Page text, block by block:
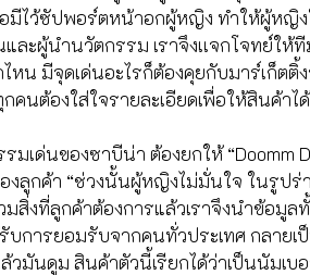
ไว้ซัปพอร์ตหน้าอกผู้หญิง ทำให้ผู้หญิง
ละผู้นำนวัตกรรม เราจึงเเจกโจทย์ให้
หน มีจุดเด่นอะไรก็ต้องคุยกับมาร์เก็ตติ้
คนต้องใส่ใจรายละเอียดเพื่อให้สินค้าไ
มเด่นของซาบีน่า ต้องยกให้ “Doomm
ลูกค้า “ช่วงนั้นผู้หญิงไม่มั่นใจ ในรูปร่
มสิ่งที่ลูกค้าต้องการแล้วเราจึงนำข้อมู
การยอมรับจากคนทั่วประเทศ กลายเป็
มันดูม สินค้าตัวนี้เรียกได้ว่าเป็นนัมเบ